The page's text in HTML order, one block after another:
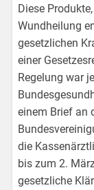
Diese
Wundheilung
gesetzlichen
einer
Regelung war
einem Brief an
die
bis zum 2.
gesetzliche